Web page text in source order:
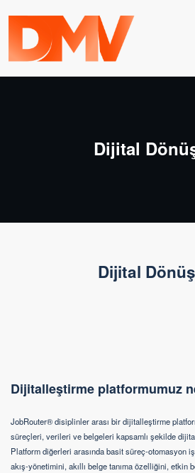
Dijital
Dijital
Dijitalleştirme platformumuz
JobRouter® disiplinler arası bir dijitalleştirme
süreçleri, verileri ve belgeleri kapsamlı şekilde
Platform diğerleri arasında basit süreç-otomasyon
akış-yönetimini, akıllı belge tanıma özelliğini, etkin